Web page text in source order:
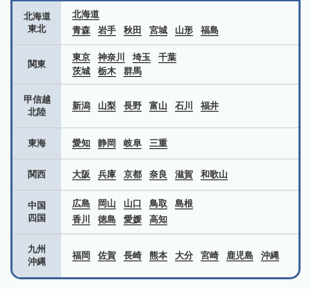
北海道
東北
北海道
青森
岩手 秋田 宮城 山形 福島
関東
東京 神奈川 埼玉
千葉
茨城
栃木 群馬
甲信越
北陸
新潟 山梨 長野 富山 石川 福井
東海 愛知 静岡 岐阜 三重
関西 大阪 兵庫 京都 奈良 滋賀 和歌山
中国
四国
広島 岡山 山口 鳥取
島根
香川
徳島 愛媛 高知
九州
沖縄
福岡 佐賀 長崎 熊本 大分 宮崎 鹿児島 沖縄